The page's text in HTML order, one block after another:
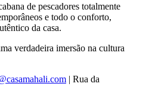
de pescadores totalmente
e todo o conforto,
da casa.
verdadeira imersão na cultura
| Rua da